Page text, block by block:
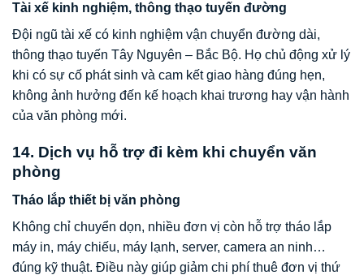
Tài xế kinh nghiệm, thông thạo tuyến đường
Đội ngũ tài xế có kinh nghiệm vận chuyển đường dài,
thông thạo tuyến Tây Nguyên – Bắc Bộ. Họ chủ động xử lý
khi có sự cố phát sinh và cam kết giao hàng đúng hẹn,
không ảnh hưởng đến kế hoạch khai trương hay vận hành
của văn phòng mới.
14. Dịch vụ hỗ trợ đi kèm khi chuyển văn
phòng
Tháo lắp thiết bị văn phòng
Không chỉ chuyển dọn, nhiều đơn vị còn hỗ trợ tháo lắp
máy in, máy chiếu, máy lạnh, server, camera an ninh…
đúng kỹ thuật. Điều này giúp giảm chi phí thuê đơn vị thứ